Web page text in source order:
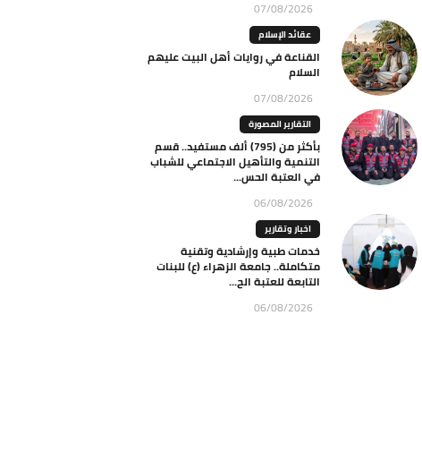
07/08/2026
عقائد الإسلام
القناعة في روايات أهل البيت عليهم
السلام
07/08/2026
التقارير المصورة
بأكثر من (795) ألف مستفيد.. قسم
التنمية والتأهيل الاجتماعي للشباب
في العتبة الحس...
06/08/2026
اخبار وتقارير
خدمات طبية وإرشادية وتقنية
متكاملة.. جامعة الزهراء (ع) للبنات
التابعة للعتبة الح...
06/08/2026